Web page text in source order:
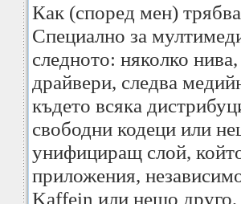
Как (според мен)
Специално за
следното: няколко
драйвери, следва
където всяка
свободни кодеци или
унифициращ слой,
приложения,
Kaffein или нещо